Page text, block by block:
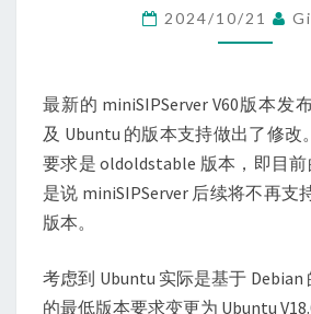
版
支
持
问
题
2024/10/21
最新的 miniSIPServer V60版本发
及 Ubuntu 的版本支持做出了修改
要求是 oldoldstable 版本，即目前
是说 miniSIPServer 后续将不再支
版本。
考虑到 Ubuntu 实际是基于
的最低版本要求变更为 Ubuntu